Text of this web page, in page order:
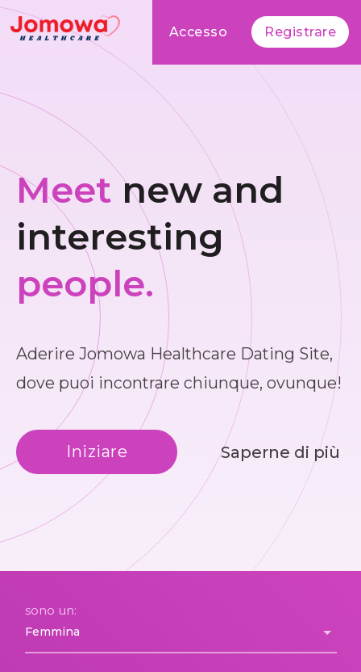
Accesso Registrare
Meet new and
interesting
people.
Aderire Jomowa Healthcare Dating Site,
dove puoi incontrare chiunque, ovunque!
Iniziare Saperne di più
sono un: